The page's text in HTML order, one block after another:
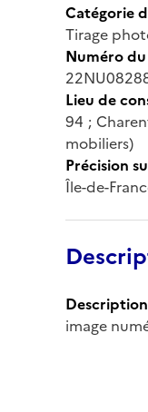
Catégorie
Tirage
Numéro
Lieu de
94 ;
mobiliers)
Précision
Île-de-
image